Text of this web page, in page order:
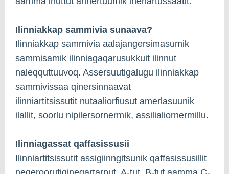
Ilinniakkap sammivia sunaava?
Ilinniakkap sammivia aalajangersimasumik
sammisamik ilinniagaqarusukkuit ilinnut
naleqquttuuvoq. Assersuutigalugu ilinniakkap
sammivissaa qinersinnaavat
ilinniartitsissutit nutaaliorfiusut amerlasuunik
ilallit, soorlu nipilersornermik, assilialiornermillu.
Ilinniagassat qaffasissusii
Ilinniartitsissutit assigiinngitsunik qaffasissusillit